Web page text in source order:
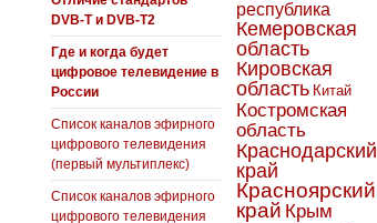
DVB-T и DVB-T2
Где и когда будет
цифровое телевидение в
России
Список каналов эфирного
цифрового телевидения
(первый мультиплекс)
Список каналов эфирного
цифрового телевидения
республика
Кемеровская
область
Кировская
область Китай
Костромская
область
Краснодарский
край
Красноярский
край Крым